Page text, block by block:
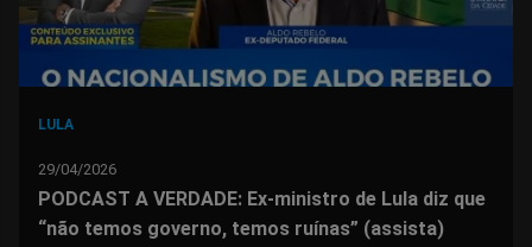
LULA
29/04/2026
PODCAST A VERDADE: Ex-ministro de Lula diz que
“não temos governo, temos ruínas” (assista)